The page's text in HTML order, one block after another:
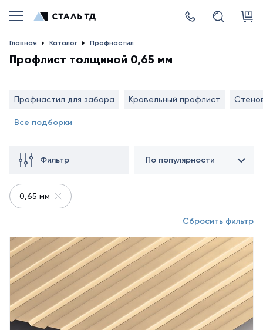
Главная Каталог Профнастил
Профлист толщиной 0,65 мм
Профнастил для забора Кровельный профлист
Все подборки
Фильтр
0,65 мм
По популярности
Сбросить фильтр